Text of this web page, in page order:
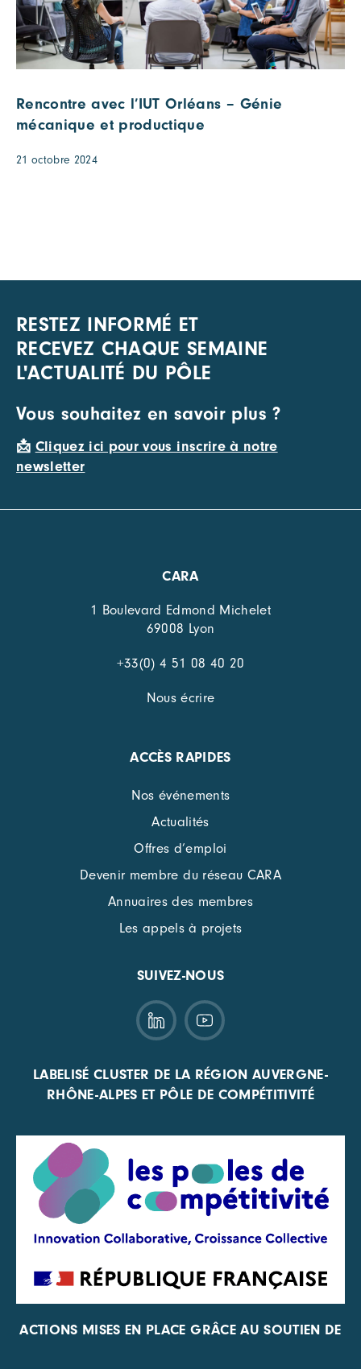
Rencontre avec l’IUT Orléans – Génie
mécanique et productique
21 octobre 2024
RESTEZ INFORMÉ ET
RECEVEZ CHAQUE SEMAINE
L'ACTUALITÉ DU PÔLE
Vous souhaitez en savoir plus ?
📩 Cliquez ici pour vous inscrire à notre
newsletter
CARA
1 Boulevard Edmond Michelet
69008 Lyon
+33(0) 4 51 08 40 20
Nous écrire
ACCÈS RAPIDES
Nos événements
Actualités
Offres d’emploi
Devenir membre du réseau CARA
Annuaires des membres
Les appels à projets
SUIVEZ-NOUS
LABELISÉ CLUSTER DE LA RÉGION AUVERGNE-
RHÔNE-ALPES ET PÔLE DE COMPÉTITIVITÉ
ACTIONS MISES EN PLACE GRÂCE AU SOUTIEN DE